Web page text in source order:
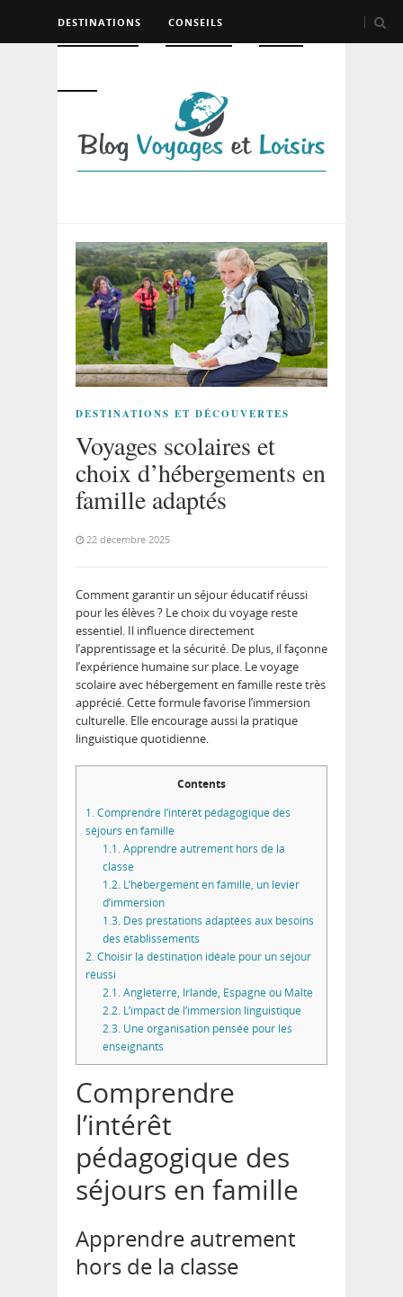
DESTINATIONS CONSEILS
DESTINATIONS ET DÉCOUVERTES
Voyages scolaires et
choix d’hébergements en
famille adaptés
22 décembre 2025
Comment garantir un séjour éducatif réussi
pour les élèves ? Le choix du voyage reste
essentiel. Il influence directement
l’apprentissage et la sécurité. De plus, il façonne
l’expérience humaine sur place. Le voyage
scolaire avec hébergement en famille reste très
apprécié. Cette formule favorise l’immersion
culturelle. Elle encourage aussi la pratique
linguistique quotidienne.
Contents
1.Comprendre l’intérêt pédagogique des
séjours en famille
1.1.Apprendre autrement hors de la
classe
1.2.L’hébergement en famille, un levier
d’immersion
1.3.Des prestations adaptées aux besoins
des établissements
2.Choisir la destination idéale pour un séjour
réussi
2.1.Angleterre, Irlande, Espagne ou Malte
2.2.L’impact de l’immersion linguistique
2.3.Une organisation pensée pour les
enseignants
Comprendre
l’intérêt
pédagogique des
séjours en famille
Apprendre autrement
hors de la classe